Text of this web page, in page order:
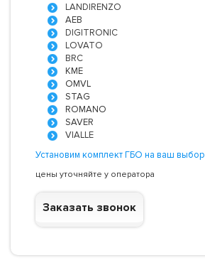
LANDIRENZO
AEB
DIGITRONIC
LOVATO
BRC
KME
OMVL
STAG
ROMANO
SAVER
VIALLE
Установим комплект ГБО на ваш выбор
цены уточняйте у оператора
Заказать звонок